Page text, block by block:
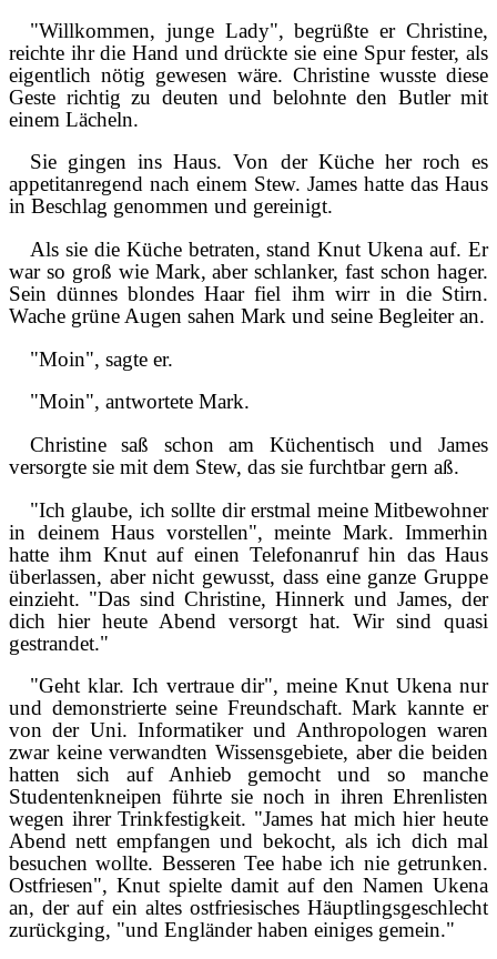
"Willkommen, junge Lady", begrüßte er Christine,
reichte ihr die Hand und drückte sie eine Spur fester, als
eigentlich nötig gewesen wäre. Christine wusste diese
Geste richtig zu deuten und belohnte den Butler mit
einem Lächeln.
Sie gingen ins Haus. Von der Küche her roch es
appetitanregend nach einem Stew. James hatte das Haus
in Beschlag genommen und gereinigt.
Als sie die Küche betraten, stand Knut Ukena auf. Er
war so groß wie Mark, aber schlanker, fast schon hager.
Sein dünnes blondes Haar fiel ihm wirr in die Stirn.
Wache grüne Augen sahen Mark und seine Begleiter an.
"Moin", sagte er.
"Moin", antwortete Mark.
Christine saß schon am Küchentisch und James
versorgte sie mit dem Stew, das sie furchtbar gern aß.
"Ich glaube, ich sollte dir erstmal meine Mitbewohner
in deinem Haus vorstellen", meinte Mark. Immerhin
hatte ihm Knut auf einen Telefonanruf hin das Haus
überlassen, aber nicht gewusst, dass eine ganze Gruppe
einzieht. "Das sind Christine, Hinnerk und James, der
dich hier heute Abend versorgt hat. Wir sind quasi
gestrandet."
"Geht klar. Ich vertraue dir", meine Knut Ukena nur
und demonstrierte seine Freundschaft. Mark kannte er
von der Uni. Informatiker und Anthropologen waren
zwar keine verwandten Wissensgebiete, aber die beiden
hatten sich auf Anhieb gemocht und so manche
Studentenkneipen führte sie noch in ihren Ehrenlisten
wegen ihrer Trinkfestigkeit. "James hat mich hier heute
Abend nett empfangen und bekocht, als ich dich mal
besuchen wollte. Besseren Tee habe ich nie getrunken.
Ostfriesen", Knut spielte damit auf den Namen Ukena
an, der auf ein altes ostfriesisches Häuptlingsgeschlecht
zurückging, "und Engländer haben einiges gemein."